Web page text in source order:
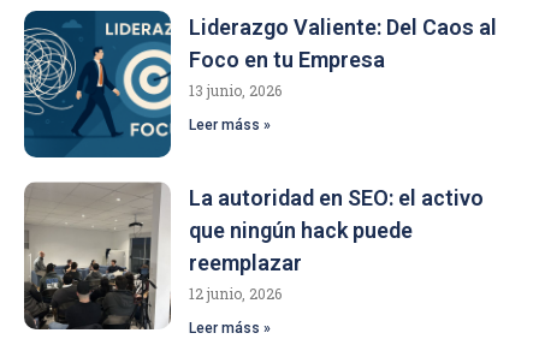
Liderazgo Valiente: Del Caos al
Foco en tu Empresa
13 junio, 2026
Leer máss »
La autoridad en SEO: el activo
que ningún hack puede
reemplazar
12 junio, 2026
Leer máss »